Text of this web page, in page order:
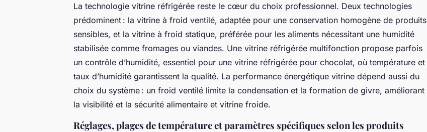
La technologie vitrine réfrigérée reste le cœur du choix professionnel. Deux technologies
prédominent : la vitrine à froid ventilé, adaptée pour une conservation homogène de produits
sensibles, et la vitrine à froid statique, préférée pour les aliments nécessitant une humidité
stabilisée comme fromages ou viandes. Une vitrine réfrigérée multifonction propose parfois
un contrôle d’humidité, essentiel pour une vitrine réfrigérée pour chocolat, où température et
taux d’humidité garantissent la qualité. La performance énergétique vitrine dépend aussi du
choix du système : un froid ventilé limite la condensation et la formation de givre, améliorant
la visibilité et la sécurité alimentaire et vitrine froide.
Réglages, plages de température et paramètres spécifiques selon les produits